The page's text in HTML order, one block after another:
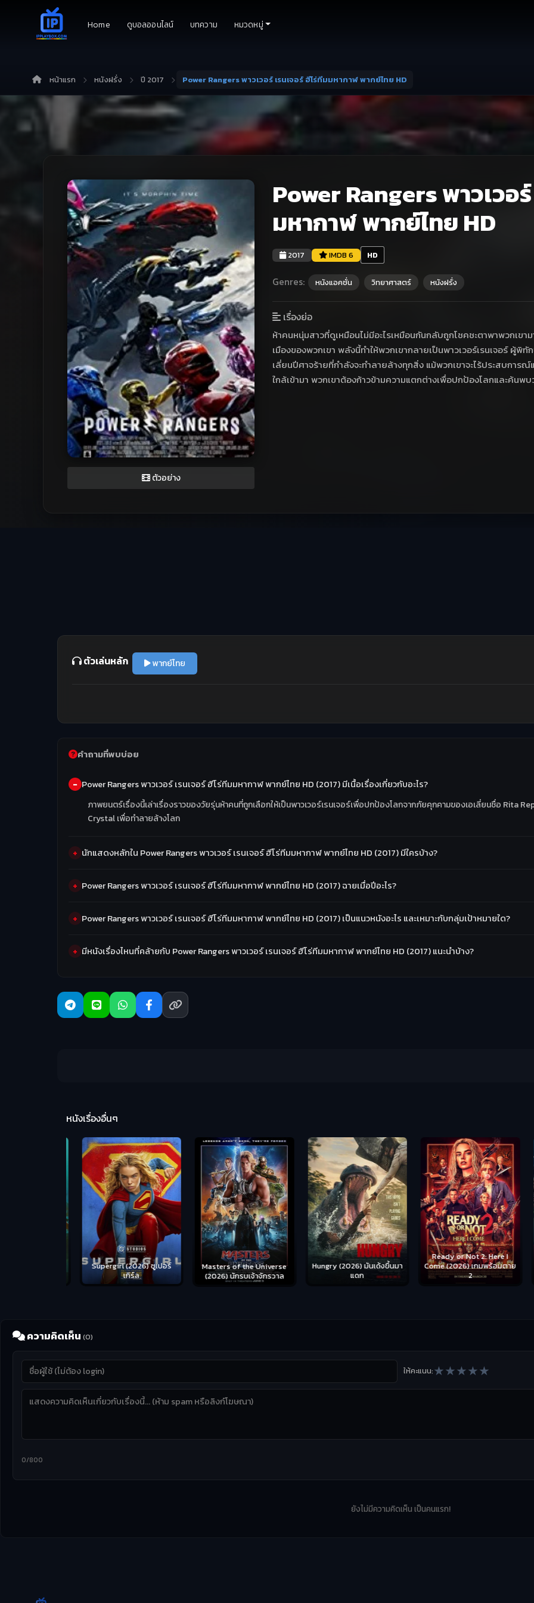
Home ดูบอลออนไลน์ บทความ หมวดหมู่
หน้าแรก หนังฝรั่ง ปี 2017 Power Rangers พาวเวอร์ เรนเจอร์ ฮีโร่ทีมมหากาฬ พากย์ไทย HD
ตัวอย่าง
Power Rangers พาวเวอ
มหากาฬ พากย์ไทย HD
2017 IMDB 6 HD
Genres: หนังแอคชั่น วิทยาศาสตร์ หนังฝรั่ง
เรื่องย่อ
ห้าคนหนุ่มสาวที่ดูเหมือนไม่มีอะไรเหมือนกันกลับถูกโชคชะตาพาพวกเ
เมืองของพวกเขา พลังนี้ทำให้พวกเขากลายเป็นพาวเวอร์เรนเจอร์ ผู้พิ
เลี่ยนปีศาจร้ายที่กำลังจะทำลายล้างทุกสิ่ง แม้พวกเขาจะไร้ประสบกา
ใกล้เข้ามา พวกเขาต้องก้าวข้ามความแตกต่างเพื่อปกป้องโลกและค้นพ
ตัวเล่นหลัก พากย์ไทย
คำถามที่พบบ่อย
Power Rangers พาวเวอร์ เรนเจอร์ ฮีโร่ทีมมหากาฬ พากย์ไทย HD (2017) มีเนื้อเรื่องเกี่ยวกับอะไร?
ภาพยนตร์เรื่องนี้เล่าเรื่องราวของวัยรุ่นห้าคนที่ถูกเลือกให้เป็นพาวเวอร์เรนเจอร์เพื่อปกป้องโลกจากภัยคุกคามของเอเลี่ยนชื่อ Rita
Crystal เพื่อทำลายล้างโลก
นักแสดงหลักใน Power Rangers พาวเวอร์ เรนเจอร์ ฮีโร่ทีมมหากาฬ พากย์ไทย HD (2017) มีใครบ้าง?
Power Rangers พาวเวอร์ เรนเจอร์ ฮีโร่ทีมมหากาฬ พากย์ไทย HD (2017) ฉายเมื่อปีอะไร?
Power Rangers พาวเวอร์ เรนเจอร์ ฮีโร่ทีมมหากาฬ พากย์ไทย HD (2017) เป็นแนวหนังอะไร และเหมาะกับกลุ่มเป้าหมายใด?
มีหนังเรื่องไหนที่คล้ายกับ Power Rangers พาวเวอร์ เรนเจอร์ ฮีโร่ทีมมหากาฬ พากย์ไทย HD (2017) แนะนำบ้าง?
หนังเรื่องอื่นๆ
Supergirl (2026) ซูเปอร์
เกิร์ล
Masters of the Universe
(2026) นักรบเจ้าจักรวาล
Hungry (2026) มันเด้งขึ้นมา
แดก
Ready or Not 2: Here I
Come (2026) เกมพร้อมตาย
2
ความคิดเห็น (0)
ให้คะแนน:★★★★★
0/800
ยังไม่มีความคิดเห็น เป็นคนแรก!